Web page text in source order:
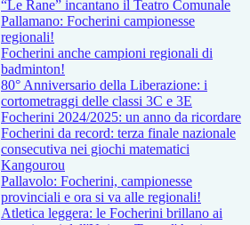
“Le Rane” incantano il Teatro Comunale
Pallamano: Focherini campionesse
regionali!
Focherini anche campioni regionali di
badminton!
80° Anniversario della Liberazione: i
cortometraggi delle classi 3C e 3E
Focherini 2024/2025: un anno da ricordare
Focherini da record: terza finale nazionale
consecutiva nei giochi matematici
Kangourou
Pallavolo: Focherini, campionesse
provinciali e ora si va alle regionali!
Atletica leggera: le Focherini brillano ai